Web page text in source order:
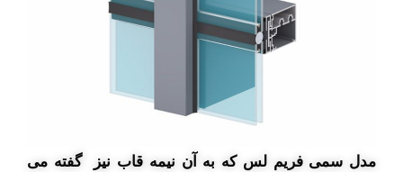
مدل سمی فریم لس که به آن نیمه قاب نیز گفته می